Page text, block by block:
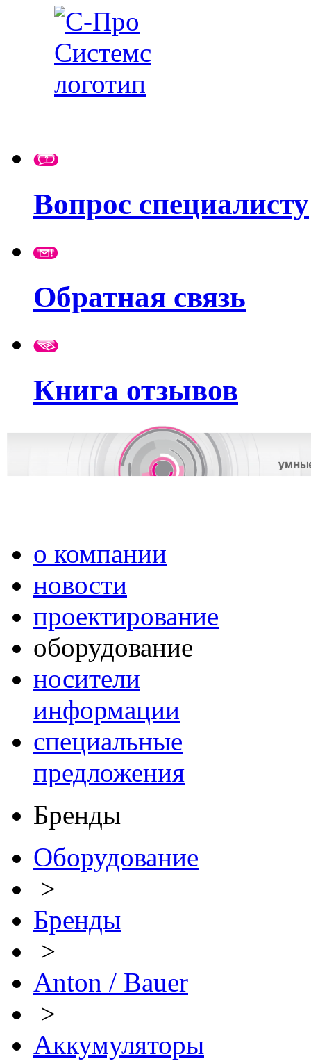
Вопрос специалисту
Обратная связь
Книга отзывов
о компании
новости
проектирование
оборудование
носители
информации
специальные
предложения
Бренды
Оборудование
>
Бренды
>
Anton / Bauer
>
Аккумуляторы